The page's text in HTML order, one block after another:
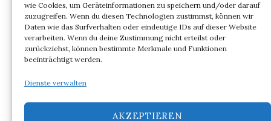
wie Cookies, um Geräteinformationen zu speichern und/oder darauf
zuzugreifen. Wenn du diesen Technologien zustimmst, können wir
Daten wie das Surfverhalten oder eindeutige IDs auf dieser Website
verarbeiten. Wenn du deine Zustimmung nicht erteilst oder
zurückziehst, können bestimmte Merkmale und Funktionen
beeinträchtigt werden.
Dienste verwalten
AKZEPTIEREN
ARCHIV
Archiv